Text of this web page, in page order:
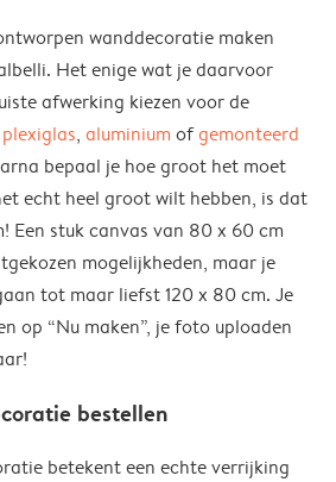
wanddecoratie maken
Het enige wat je daarvoor
afwerking kiezen voor de
plexiglas, aluminium ofgemonteerd
bepaal je hoe groot het moet
echt heel groot wilt hebben, is dat
Een stuk canvas van 80 x 60 cm
mogelijkheden, maar je
tot maar liefst 120 x 80 cm. Je
op “Nu maken”, je foto uploaden
bestellen
betekent een echte verrijking